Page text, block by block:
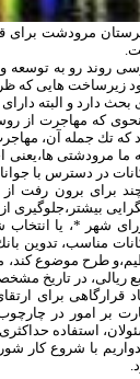
مرودشت براى
روند رو به توسعه
زيرساخت هايى كه
بحث دارد و البته
كه مهاجرت از
كه تك جمله آن،
ما مرودشتى ها،يعنى
در دسترس با
براى برون رفت
بيشتر،جلوگيرى
شهر *، يا انتخاب
مناسب، تدوين
طرح موضوع كند،
ريالى، در تاريخ
قرارگاهى براى
بر امور در
استفاده
با شروع كار